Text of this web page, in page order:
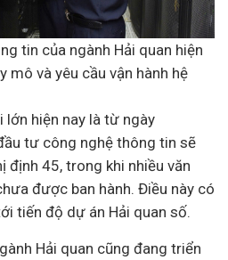
tin của ngành Hải quan hiện
mô và yêu cầu vận hành hệ
hiện nay là từ ngày
tư công nghệ thông tin sẽ
định 45, trong khi nhiều văn
được ban hành. Điều này có
tiến độ dự án Hải quan số.
Hải quan cũng đang triển